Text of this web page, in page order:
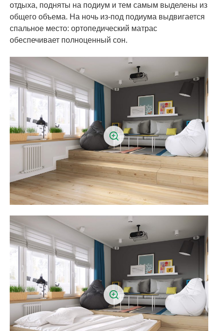
отдыха, подняты на подиум и тем самым выделены из
общего объема. На ночь из-под подиума выдвигается
спальное место: ортопедический матрас
обеспечивает полноценный сон.